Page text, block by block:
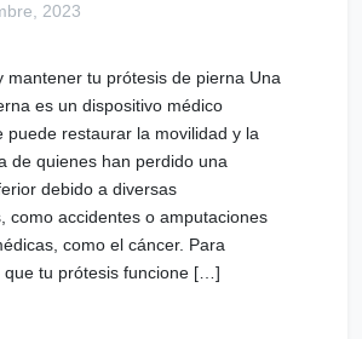
2023
mantener tu prótesis de pierna Una
es un dispositivo médico
puede restaurar la movilidad y la
de quienes han perdido una
debido a diversas
como accidentes o amputaciones
como el cáncer. Para
que tu prótesis funcione […]